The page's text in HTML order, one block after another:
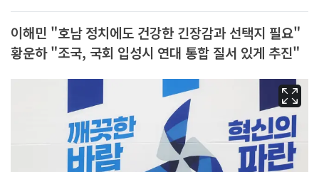
이해민 "호남 정치에도 건강한 긴장감과 선택지 필요"
황운하 "조국, 국회 입성시 연대 통합 질서 있게 추진"